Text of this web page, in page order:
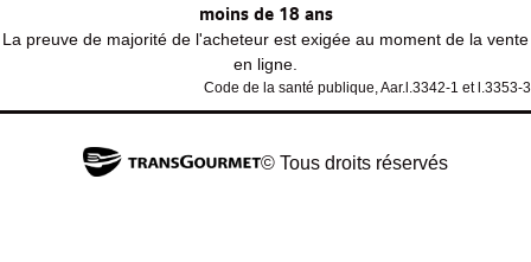
moins de 18 ans
La preuve de majorité de l'acheteur est exigée au moment de la vente
en ligne.
Code de la santé publique, Aar.l.3342-1 et l.3353-3
© Tous droits réservés